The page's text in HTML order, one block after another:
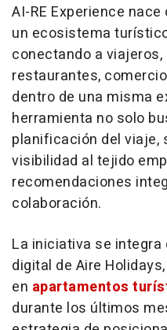
AI-RE Experience
un ecosistema
conectando a
restaurantes,
dentro de una misma
herramienta no solo
planificación del viaje,
visibilidad al tejido
recomendaciones
colaboración.
La iniciativa se
digital de Aire
en apartamentos
durante los últimos